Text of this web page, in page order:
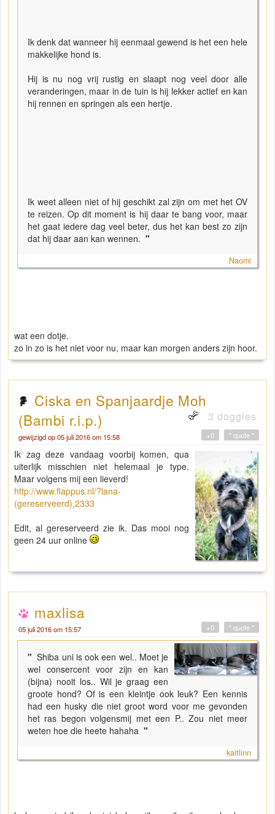
Ik denk dat wanneer hij eenmaal gewend is het een hele
makkelijke hond is.
Hij is nu nog vrij rustig en slaapt nog veel door alle
veranderingen, maar in de tuin is hij lekker actief en kan
hij rennen en springen als een hertje.
Ik weet alleen niet of hij geschikt zal zijn om met het OV
te reizen. Op dit moment is hij daar te bang voor, maar
het gaat iedere dag veel beter, dus het kan best zo zijn
dat hij daar aan kan wennen. "
Naomi
wat een dotje.
zo in zo is het niet voor nu, maar kan morgen anders zijn hoor.
Ciska en Spanjaardje Moh
(Bambi r.i.p.)
3 doggies
gewijzigd op 05 juli 2016 om 15:58 " quote "
+0
Ik zag deze vandaag voorbij komen, qua
uiterlijk misschien niet helemaal je type.
Maar volgens mij een lieverd!
http://www.flappus.nl/?lana-
(gereserveerd),2333
Edit, al gereserveerd zie ik. Das mooi nog
geen 24 uur online
maxlisa
05 juli 2016 om 15:57 " quote "
+0
" Shiba uni is ook een wel.. Moet je
wel consercent voor zijn en kan
(bijna) nooit los.. Wil je graag een
groote hond? Of is een kleintje ook leuk? Een kennis
had een husky die niet groot word voor me gevonden
het ras begon volgensmij met een P.. Zou niet meer
weten hoe die heete hahaha "
kaitlinn